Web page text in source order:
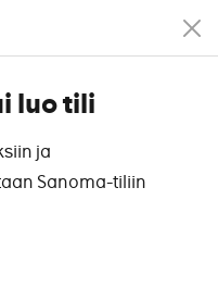
luo tili
ja
Sanoma-tiliin